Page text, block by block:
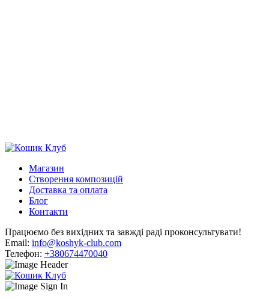
Магазин
Створення композицій
Доставка та оплата
Блог
Контакти
Працюємо без вихідних та завжді раді проконсультувати!
Email: info@koshyk-club.com
Телефон: +380674470040